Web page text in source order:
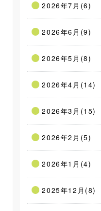
2026年7月(6)
2026年6月(9)
2026年5月(8)
2026年4月(14)
2026年3月(15)
2026年2月(5)
2026年1月(4)
2025年12月(8)